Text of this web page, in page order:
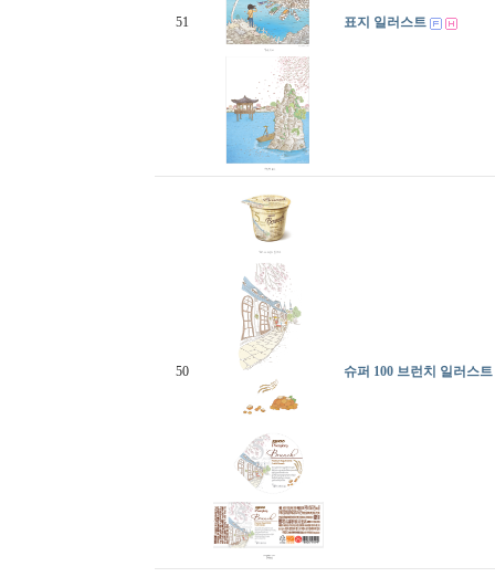
51 표지 일러스트
50 슈퍼 100 브런치 일러스트